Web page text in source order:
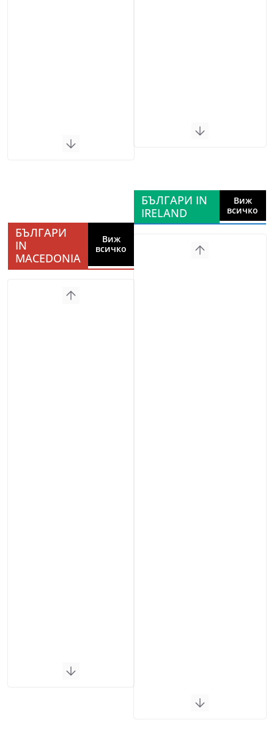
БЪЛГАРИ
IN
MACEDONIA
Виж
всичко
БЪЛГАРИ IN
IRELAND
Виж
всичко